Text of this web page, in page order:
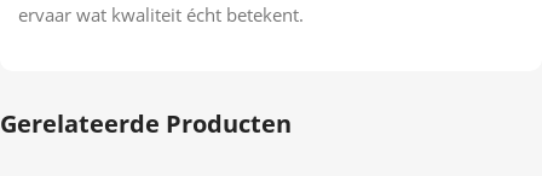
ervaar wat kwaliteit écht betekent.
Gerelateerde Producten